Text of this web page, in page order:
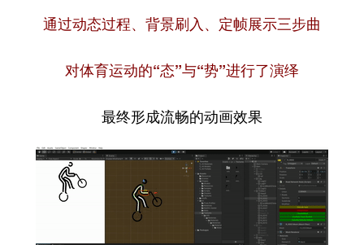
通过动态过程、背景刷入、定帧展示三步曲
对体育运动的“态”与“势”进行了演绎
最终形成流畅的动画效果